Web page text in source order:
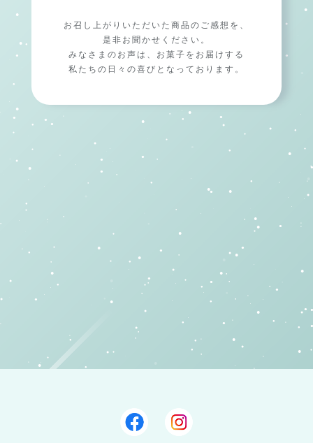
お召し上がりいただいた商品のご感想を、
是非お聞かせください。
みなさまのお声は、お菓子をお届けする
私たちの日々の喜びとなっております。